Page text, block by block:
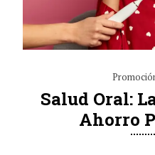
Salud Oral:
Ahorro